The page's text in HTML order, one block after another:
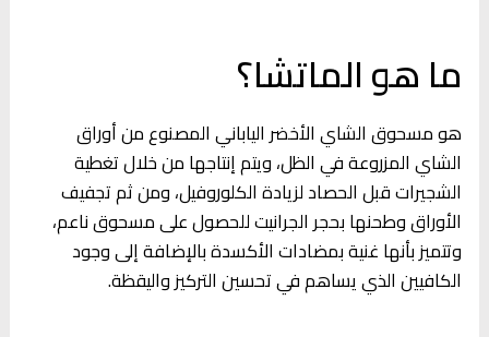
ما هو الماتشا؟
هو مسحوق الشاي الأخضر الياباني المصنوع من أوراق
الشاي المزروعة في الظل، ويتم إنتاجها من خلال تغطية
الشجيرات قبل الحصاد لزيادة الكلوروفيل، ومن ثم تجفيف
الأوراق وطحنها بحجر الجرانيت للحصول على مسحوق ناعم،
وتتميز بأنها غنية بمضادات الأكسدة بالإضافة إلى وجود
الكافيين الذي يساهم في تحسين التركيز واليقظة.